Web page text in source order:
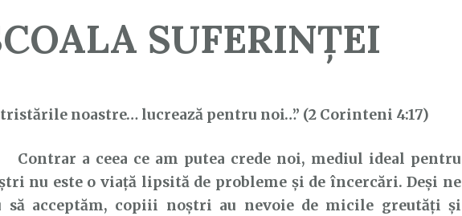
SUFERINȚEI
noastre… lucrează pentru noi…” (2 Corinteni 4:17)
a ceea ce am putea crede noi, mediul ideal pentru
nu este o viață lipsită de probleme și de încercări. Deși ne
să acceptăm, copiii noștri au nevoie de micile greutăți și